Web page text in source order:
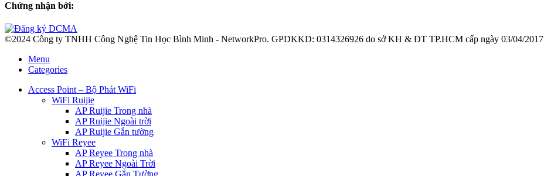
Chứng nhận bởi:
©2024 Công ty TNHH Công Nghệ Tin Học Bình Minh - NetworkPro. GPDKKD: 0314326926 do sở KH & ĐT TP.HCM cấp ngày 03/04/2017
Menu
Categories
Access Point – Bộ Phát WiFi
WiFi Ruijie
AP Ruijie Trong nhà
AP Ruijie Ngoài trời
AP Ruijie Gắn tường
WiFi Reyee
AP Reyee Trong nhà
AP Reyee Ngoài Trời